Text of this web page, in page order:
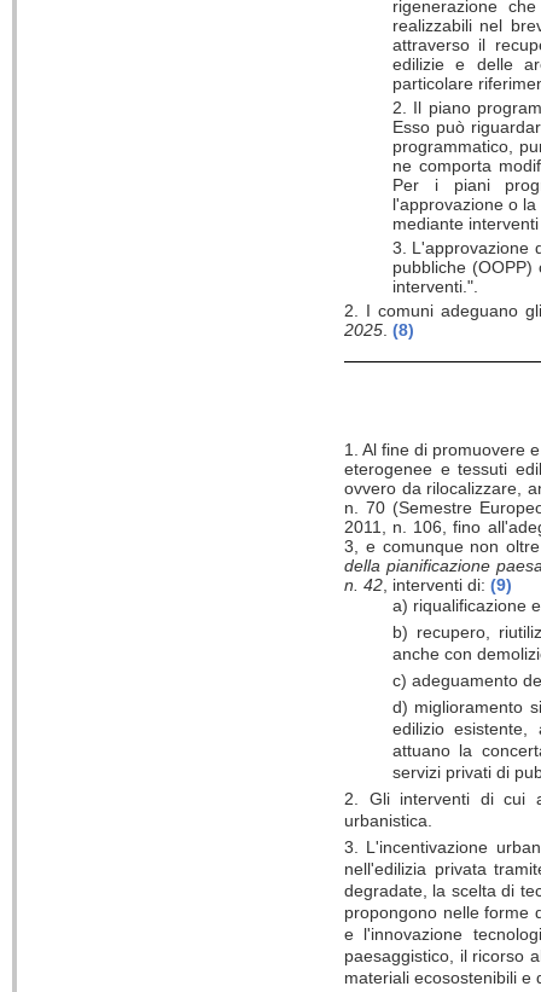
rigenerazione
realizzabili nel
attraverso il
edilizie e delle
particolare
2. Il piano
Esso può
programmatico,
ne comporta
Per i piani
l'approvazione o
mediante
3. L'approvazione
pubbliche
interventi.".
2. I comuni adeguano
2025 (8)
1. Al fine di promuovere
eterogenee e tessuti
ovvero da rilocalizzare,
n. 70 (Semestre
2011, n. 106, fino
3, e comunque non
della pianificazione
n. 42 , interventi di: (9)
a) riqualificazione
b) recupero,
anche con
c) adeguamento
d) miglioramento
edilizio esistente,
attuano la
servizi privati di
2. Gli interventi di cui
urbanistica.
3. L'incentivazione
nell'edilizia privata
degradate, la scelta di
propongono nelle forme
e l'innovazione
paesaggistico, il ricorso
materiali ecosostenibili e